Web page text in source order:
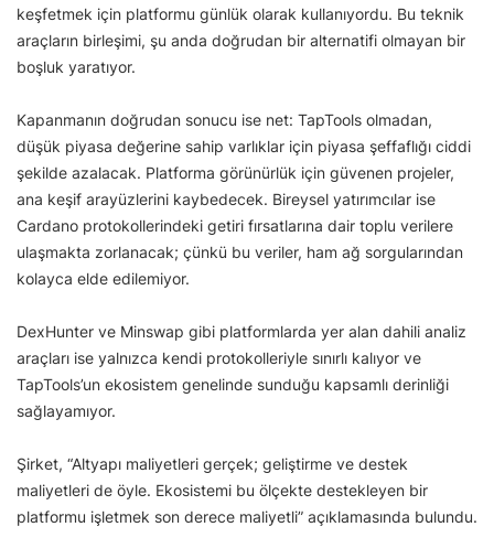
keşfetmek için platformu günlük olarak kullanıyordu. Bu teknik
araçların birleşimi, şu anda doğrudan bir alternatifi olmayan bir
boşluk yaratıyor.
Kapanmanın doğrudan sonucu ise net: TapTools olmadan,
düşük piyasa değerine sahip varlıklar için piyasa şeffaflığı ciddi
şekilde azalacak. Platforma görünürlük için güvenen projeler,
ana keşif arayüzlerini kaybedecek. Bireysel yatırımcılar ise
Cardano protokollerindeki getiri fırsatlarına dair toplu verilere
ulaşmakta zorlanacak; çünkü bu veriler, ham ağ sorgularından
kolayca elde edilemiyor.
DexHunter ve Minswap gibi platformlarda yer alan dahili analiz
araçları ise yalnızca kendi protokolleriyle sınırlı kalıyor ve
TapTools’un ekosistem genelinde sunduğu kapsamlı derinliği
sağlayamıyor.
Şirket, “Altyapı maliyetleri gerçek; geliştirme ve destek
maliyetleri de öyle. Ekosistemi bu ölçekte destekleyen bir
platformu işletmek son derece maliyetli” açıklamasında bulundu.